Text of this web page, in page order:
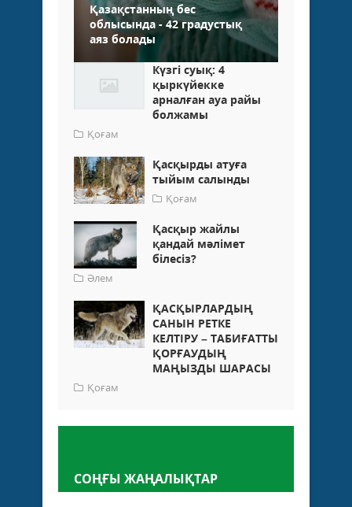
Қазақстанның бес
облысында - 42 градустық
аяз болады
Күзгі суық: 4
қыркүйекке
арналған ауа райы
болжамы
Қоғам
Қасқырды атуға
тыйым салынды
Қоғам
Қасқыр жайлы
қандай мәлімет
білесіз?
Әлем
ҚАСҚЫРЛАРДЫҢ
САНЫН РЕТКЕ
КЕЛТІРУ – ТАБИҒАТТЫ
ҚОРҒАУДЫҢ
МАҢЫЗДЫ ШАРАСЫ
Қоғам
СОҢҒЫ ЖАҢАЛЫҚТАР